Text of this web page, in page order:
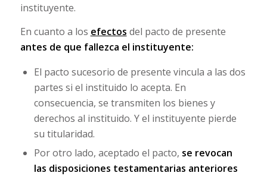
instituyente.
En cuanto a los efectos del pacto de presente
antes de que fallezca el instituyente:
El pacto sucesorio de presente vincula a las dos
partes si el instituido lo acepta. En
consecuencia, se transmiten los bienes y
derechos al instituido. Y el instituyente pierde
su titularidad.
Por otro lado, aceptado el pacto, se revocan
las disposiciones testamentarias anteriores